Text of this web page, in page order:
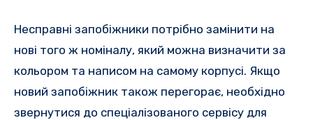
Несправні запобіжники потрібно замінити на
нові того ж номіналу, який можна визначити за
кольором та написом на самому корпусі. Якщо
новий запобіжник також перегорає, необхідно
звернутися до спеціалізованого сервісу для